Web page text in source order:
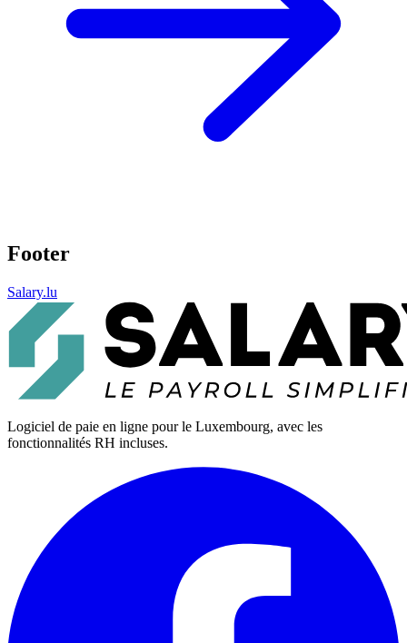
Footer
Salary.lu
Logiciel de paie en ligne pour le Luxembourg, avec les
fonctionnalités RH incluses.